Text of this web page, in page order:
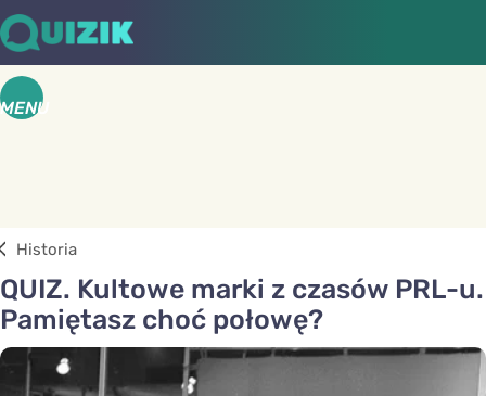
MENU
Historia
QUIZ. Kultowe marki z czasów PRL-u.
Pamiętasz choć połowę?